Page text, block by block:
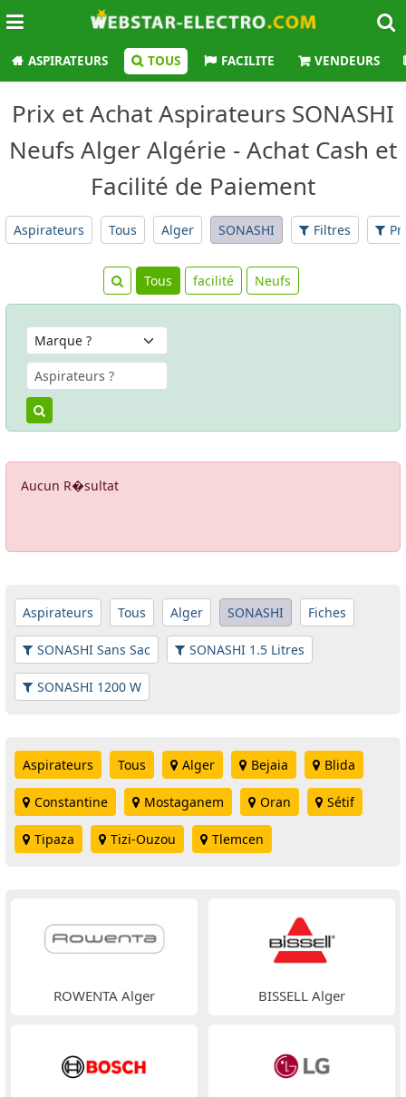
ASPIRATEURS TOUS FACILITE VENDEURS
Prix et Achat Aspirateurs SONASHI
Neufs Alger Algérie - Achat Cash et
Facilité de Paiement
Aspirateurs Tous Alger SONASHI Filtres
Tous facilité Neufs
Aucun R�sultat
Aspirateurs Tous Alger SONASHI Fiches
SONASHI Sans Sac SONASHI 1.5 Litres
SONASHI 1200 W
Aspirateurs Tous Alger Bejaia Blida
Constantine Mostaganem Oran Sétif
Tipaza Tizi-Ouzou Tlemcen
ROWENTA Alger BISSELL Alger